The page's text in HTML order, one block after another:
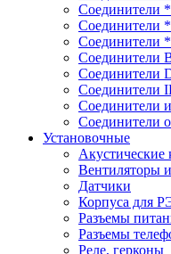
Соединители
Соединители
Соединители
Соединители
Соединители
Соединители
Соединители
Соединители
Установочные
Вентиляторы
Датчики
Корпуса для
Разъемы
Разъемы
Реле, герконы